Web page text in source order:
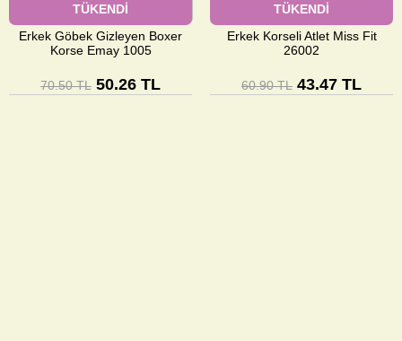
Erkek Göbek Gizleyen Boxer
Korse Emay 1005
TÜKENDİ
70.50 TL 50.26 TL
Erkek Korseli Atlet Miss Fit
26002
TÜKENDİ
60.90 TL 43.47 TL